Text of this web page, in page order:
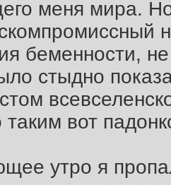
меня мира.
беменности,
стыдно
таким вот
утро я